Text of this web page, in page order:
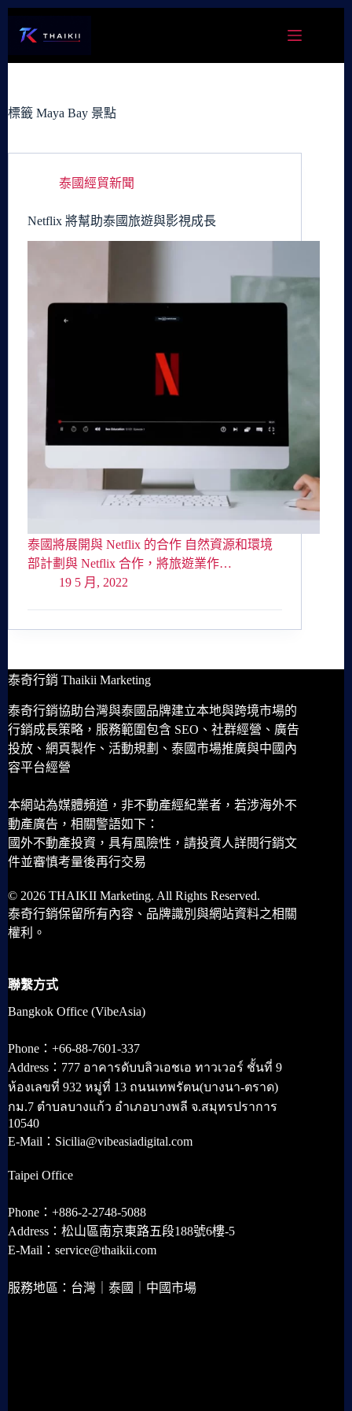
容
標籤 Maya Bay 景點
泰國經貿新聞
Netflix 將幫助泰國旅遊與影視成長
泰國將展開與 Netflix 的合作 自然資源和環境
部計劃與 Netflix 合作，將旅遊業作…
19 5 月, 2022
泰奇行銷 Thaikii Marketing
泰奇行銷協助台灣與泰國品牌建立本地與跨境市場的
行銷成長策略，服務範圍包含 SEO、社群經營、廣告
投放、網頁製作、活動規劃、泰國市場推廣與中國內
容平台經營
本網站為媒體頻道，非不動產經紀業者，若涉海外不
動產廣告，相關警語如下：
國外不動產投資，具有風險性，請投資人詳閱行銷文
件並審慎考量後再行交易
© 2026 THAIKII Marketing. All Rights Reserved.
泰奇行銷保留所有內容、品牌識別與網站資料之相關
權利。
聯繫方式
Bangkok Office (VibeAsia)
Phone：+66-88-7601-337
Address：777 อาคารดับบลิวเอชเอ ทาวเวอร์ ชั้นที่ 9
ห้องเลขที่ 932 หมู่ที่ 13 ถนนเทพรัตน(บางนา-ตราด)
กม.7 ตำบลบางแก้ว อำเภอบางพลี จ.สมุทรปราการ
10540
E-Mail：Sicilia@vibeasiadigital.com
Taipei Office
Phone：+886-2-2748-5088
Address：松山區南京東路五段188號6樓-5
E-Mail：service@thaikii.com
服務地區：台灣｜泰國｜中國市場